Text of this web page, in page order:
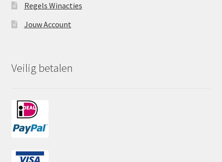
Regels Winacties
Jouw Account
Veilig betalen